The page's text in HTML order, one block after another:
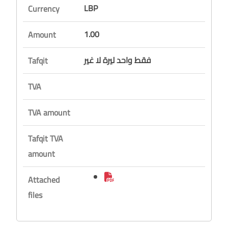
Currency
LBP
Amount
1.00
Tafqit
فقط واحد ليرة لا غير
TVA
TVA amount
Tafqit TVA
amount
Attached
files